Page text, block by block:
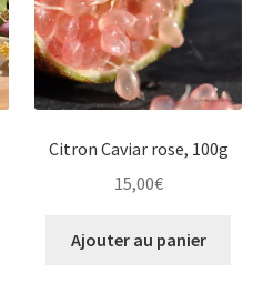
Citron Caviar rose, 100g
15,00€
Ajouter au panier